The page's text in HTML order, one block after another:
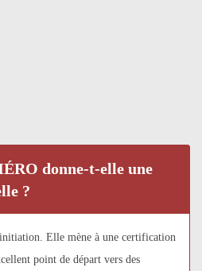
donne-t-elle une
?
Elle mène à une certification
point de départ vers des